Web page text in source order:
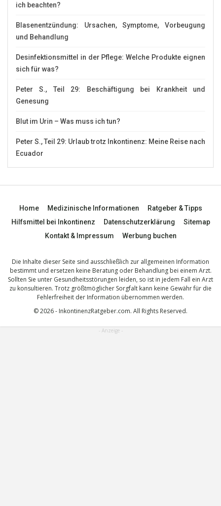
ich beachten?
Blasenentzündung: Ursachen, Symptome, Vorbeugung
und Behandlung
Desinfektionsmittel in der Pflege: Welche Produkte eignen
sich für was?
Peter S., Teil 29: Beschäftigung bei Krankheit und
Genesung
Blut im Urin – Was muss ich tun?
Peter S., Teil 29: Urlaub trotz Inkontinenz: Meine Reise nach
Ecuador
Home Medizinische Informationen
Ratgeber & Tipps
Hilfsmittel bei Inkontinenz
Datenschutzerklärung
Sitemap
Kontakt & Impressum
Werbung buchen
Die Inhalte dieser Seite sind ausschließlich zur allgemeinen Information
bestimmt und ersetzen keine Beratung oder Behandlung bei einem Arzt.
Sollten Sie unter Gesundheitsstörungen leiden, so ist in jedem Fall ein Arzt
zu konsultieren. Trotz größtmöglicher Sorgfalt kann keine Gewähr für die
Fehlerfreiheit der Information übernommen werden.
© 2026 - InkontinenzRatgeber.com. All Rights Reserved.
- Anzeige -